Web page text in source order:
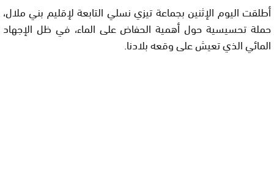
أطلقت اليوم الإثنين بجماعة تيزي نسلي التابعة لإقليم بني ملال،
حملة تحسيسية حول أهمية الحفاض على الماء، في ظل الإجهاد
المائي الذي تعيش على وقعه بلادنا.